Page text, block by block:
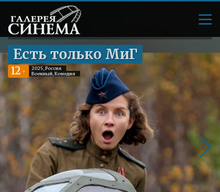
Есть только МиГ
12 +
2025, Россия
Военный, Комедия